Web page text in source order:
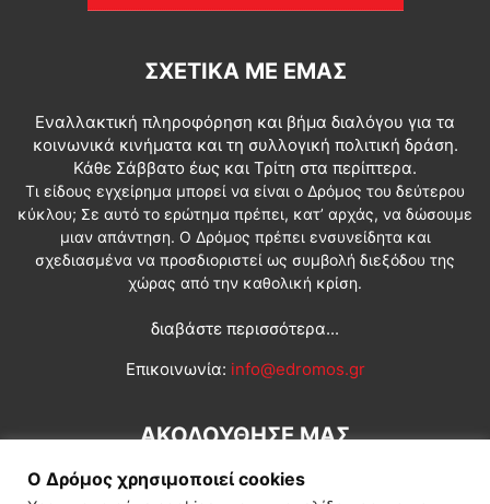
ΣΧΕΤΙΚΆ ΜΕ ΕΜΆΣ
Εναλλακτική πληροφόρηση και βήμα διαλόγου για τα
κοινωνικά κινήματα και τη συλλογική πολιτική δράση.
Κάθε Σάββατο έως και Τρίτη στα περίπτερα.
Τι είδους εγχείρημα μπορεί να είναι ο Δρόμος του δεύτερου
κύκλου; Σε αυτό το ερώτημα πρέπει, κατ’ αρχάς, να δώσουμε
μιαν απάντηση. Ο Δρόμος πρέπει ενσυνείδητα και
σχεδιασμένα να προσδιοριστεί ως συμβολή διεξόδου της
χώρας από την καθολική κρίση.
διαβάστε περισσότερα...
Επικοινωνία: info@edromos.gr
ΑΚΟΛΟΥΘΗΣΕ ΜΑΣ
Ο Δρόμος χρησιμοποιεί cookies